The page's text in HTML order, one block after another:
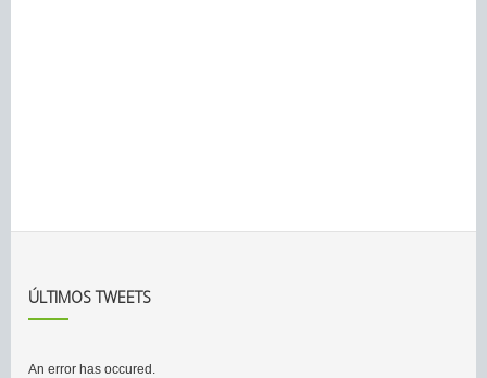
ÚLTIMOS TWEETS
An error has occured.